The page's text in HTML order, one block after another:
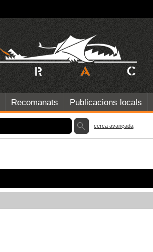
Recomanats Publicacions locals
cerca avançada